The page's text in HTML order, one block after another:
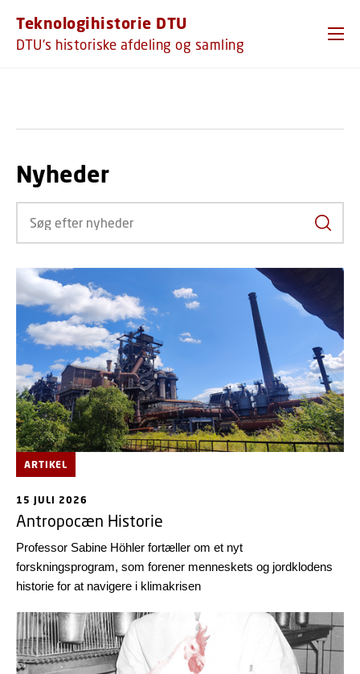
Teknologihistorie DTU
DTU's historiske afdeling og samling
Nyheder
Søg
ARTIKEL
15 JULI 2026
Antropocæn Historie
Professor Sabine Höhler fortæller om et nyt
forskningsprogram, som forener menneskets og jordklodens
historie for at navigere i klimakrisen